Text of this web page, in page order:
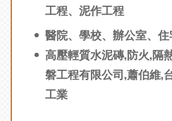
工程、泥作工程
醫院、學校、辦公室、
高壓輕質水泥磚,防火,隔
磐工程有限公司,蕭伯維,
工業